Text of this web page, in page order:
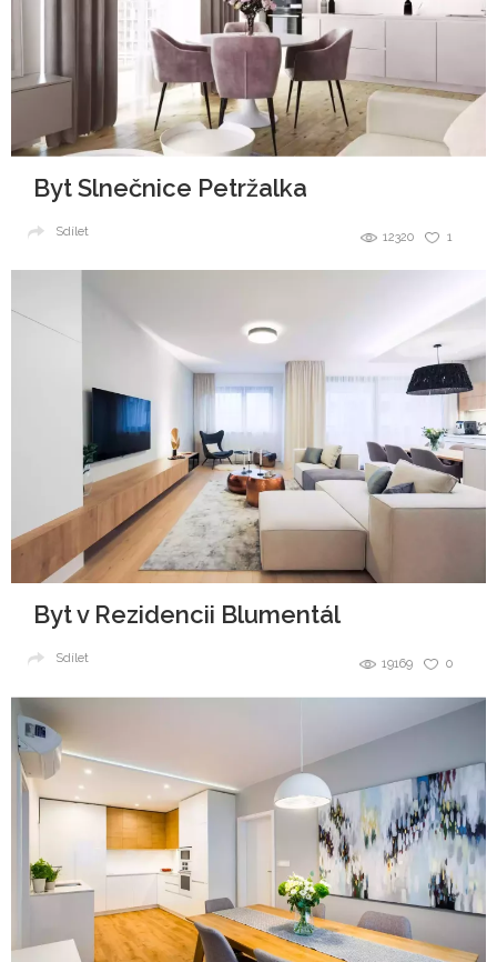
Byt Slnečnice Petržalka
1
12320
Sdílet
Byt v Rezidencii Blumentál
0
19169
Sdílet